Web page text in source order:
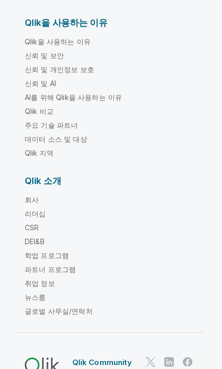
Qlik을 사용하는 이유
Qlik을 사용하는 이유
신뢰 및 보안
신뢰 및 개인정보 보호
신뢰 및 AI
AI를 위해 Qlik을 사용하는 이유
Qlik 비교
주요 기술 파트너
데이터 소스 및 대상
Qlik 지역
Qlik 소개
회사
리더십
CSR
DEI&B
학업 프로그램
파트너 프로그램
취업 정보
뉴스룸
글로벌 사무실/연락처
Qlik Community